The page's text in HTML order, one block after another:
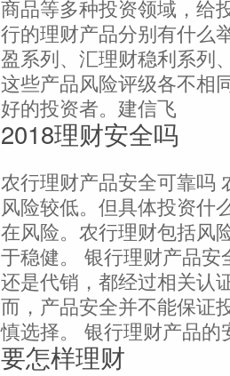
商品等多种投资领域，给
行的理财产品分别有什么
盈系列、汇理财稳利系列
这些产品风险评级各不相
好的投资者。建信飞
2018理财安全吗
农行理财产品安全可靠吗
风险较低。但具体投资什
在风险。农行理财包括风
于稳健。 银行理财产品
还是代销，都经过相关认
而，产品安全并不能保证
慎选择。 银行理财产品
要怎样理财